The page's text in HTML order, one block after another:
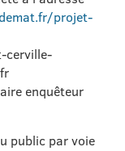
projet-
cerville-
enquêteur
public par voie